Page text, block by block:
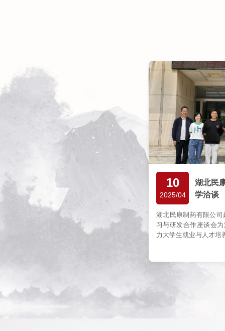
10
2025/04
湖北民
学洽谈
湖北民康制药有限公
习与研发合作座谈会
力大学生就业与人才培